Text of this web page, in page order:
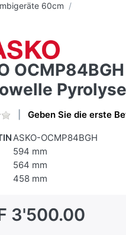
60cm
Pyrolyse
Geben Sie die erste
ASKO-OCMP84BGH
594 mm
564 mm
458 mm
3'500.00